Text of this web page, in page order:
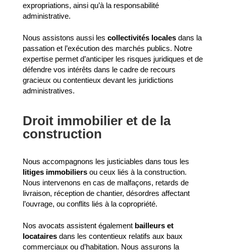
expropriations, ainsi qu’à la responsabilité
administrative.
Nous assistons aussi les collectivités localesdans la
passation et l’exécution des marchés publics. Notre
expertise permet d’anticiper les risques juridiques et de
défendre vos intérêts dans le cadre de recours
gracieux ou contentieux devant les juridictions
administratives.
Droit immobilier et de la
construction
Nous accompagnons les justiciables dans tous les
litiges immobiliersou ceux liés à la construction.
Nous intervenons en cas de malfaçons, retards de
livraison, réception de chantier, désordres affectant
l’ouvrage, ou conflits liés à la copropriété.
Nos avocats assistent également bailleurs et
locatairesdans les contentieux relatifs aux baux
commerciaux ou d’habitation. Nous assurons la